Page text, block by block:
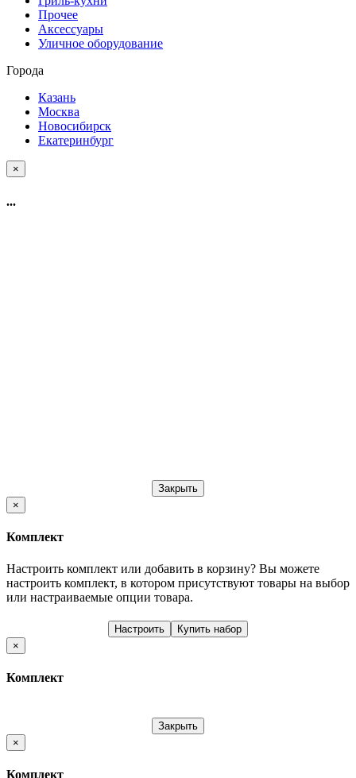
Прочее
Аксессуары
Уличное оборудование
Города
Казань
Москва
Новосибирск
Екатеринбург
×
...
Закрыть
×
Комплект
Настроить комплект или добавить в корзину? Вы можете
настроить комплект, в котором присутствуют товары на выбор
или настраиваемые опции товара.
Настроить
Купить набор
×
Комплект
Закрыть
×
Комплект